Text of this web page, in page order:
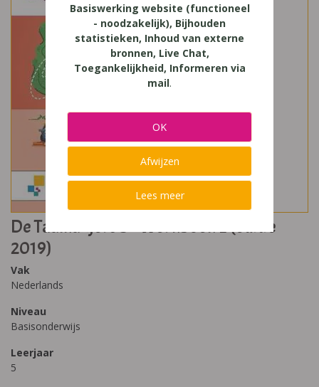
De Taalkanjers 5 - Werkboek E (editie
2019)
Vak
Nederlands
Niveau
Basisonderwijs
Leerjaar
5
Basiswerking website (functioneel
- noodzakelijk), Bijhouden
statistieken, Inhoud van externe
bronnen, Live Chat,
Toegankelijkheid, Informeren via
mail.
OK
Afwijzen
Lees meer